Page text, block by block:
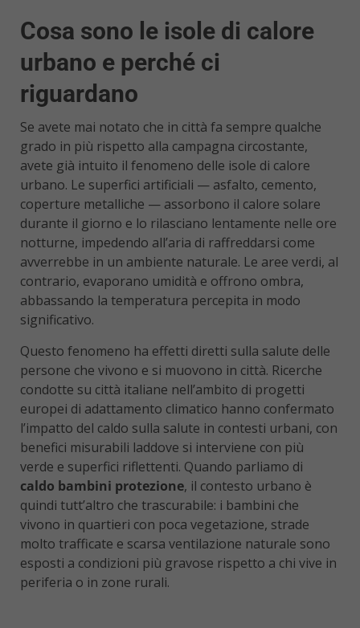
Cosa sono le isole di calore
urbano e perché ci
riguardano
Se avete mai notato che in città fa sempre qualche
grado in più rispetto alla campagna circostante,
avete già intuito il fenomeno delle isole di calore
urbano. Le superfici artificiali — asfalto, cemento,
coperture metalliche — assorbono il calore solare
durante il giorno e lo rilasciano lentamente nelle ore
notturne, impedendo all’aria di raffreddarsi come
avverrebbe in un ambiente naturale. Le aree verdi, al
contrario, evaporano umidità e offrono ombra,
abbassando la temperatura percepita in modo
significativo.
Questo fenomeno ha effetti diretti sulla salute delle
persone che vivono e si muovono in città. Ricerche
condotte su città italiane nell’ambito di progetti
europei di adattamento climatico hanno confermato
l’impatto del caldo sulla salute in contesti urbani, con
benefici misurabili laddove si interviene con più
verde e superfici riflettenti. Quando parliamo di
caldo bambini protezione, il contesto urbano è
quindi tutt’altro che trascurabile: i bambini che
vivono in quartieri con poca vegetazione, strade
molto trafficate e scarsa ventilazione naturale sono
esposti a condizioni più gravose rispetto a chi vive in
periferia o in zone rurali.